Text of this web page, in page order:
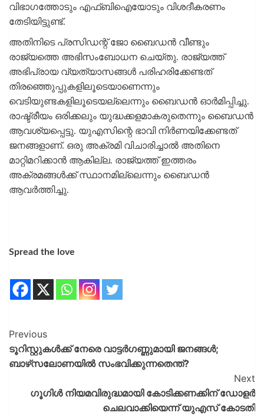
വിഭാഗത്തോടും എഫ്ബിഐയോടും വിശദീകരണം
തേടിയിട്ടുണ്ട്.
അതിനിടെ പ്രസിഡന്റ് ജോ ബൈഡൻ വീണ്ടും
രാജ്യത്തെ അഭിസംബോധന ചെയ്​തു. രാജ്യത്ത്
അഭിപ്രായ വ്യത്യാസങ്ങൾ പരിഹരിക്കേണ്ടത്
തിരഞ്ഞെുപ്പുകളിലൂടെയാണെന്നും
വെടിയുണ്ടകളിലൂടെയല്ലെന്നും ബൈഡൻ ഓർമിപ്പിച്ചു.
രാഷ്ട്രീയം ഒരിക്കലും യുദ്ധക്കളമാകരുതെന്നും ബൈഡൻ
ആവശ്യപ്പെട്ടു. യുഎസിന്റെ ഭാവി നിർണയിക്കേണ്ടത്
ജനങ്ങളാണ്. ഒരു അക്രമി വിചാരിച്ചാൽ അതിനെ
മാറ്റിമറിക്കാൻ ആകില്ല. രാജ്യത്ത് ഇത്തരം
അക്രമങ്ങൾക്ക് സ്ഥാനമില്ലെന്നും ബൈഡൻ
ആവർത്തിച്ചു.
Spread the love
Previous
ടൂറിസ്റ്റുകൾക്ക് നേരെ വാട്ടർഗണ്ണുമായി ജനങ്ങൾ;
ബാഴ്‌സലോണയിൽ സംഭവിക്കുന്നതെന്ത്?
Next
ഗൂഗിള്‍ നിയമവിരുദ്ധമായി കോടിക്കണക്കിന് ഡോളര്‍
ചെലവാക്കിയെന്ന് യുഎസ് കോടതി